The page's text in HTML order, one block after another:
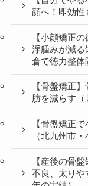
顔へ！即効性
【小顔矯正
浮腫みが減る
倉で徳力整体
【骨盤矯正
肪を減らす（
【骨盤矯正
（北九州市
【産後の骨
不良、太りや